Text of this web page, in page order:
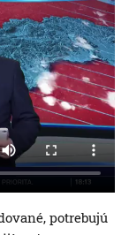
potrebujú